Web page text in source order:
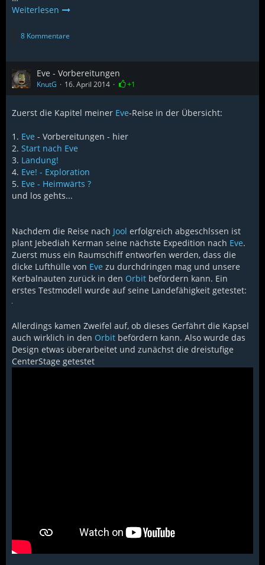
Weiterlesen
8 Kommentare
Eve - Vorbereitungen
KnutG 16. April 2014 +1
Zuerst die Kapitel meiner Eve-Reise in der Übersicht:
1. Eve - Vorbereitungen - hier
2. Start nach Eve
3. Landung!
4. Eve! - Exploration
5. Eve - Heimwärts ?
und los gehts...
Nachdem die Reise nach Jool erfolgreich abgeschlssen ist
plant Jebediah Kerman seine nächste Expedition nach Eve.
Zuerst muss ein Raumschiff entworfen werden, dass die
dicke Lufthülle von Eve zu durchdringen mag und unsere
Kerbalnauten zurück in den Orbit befördern kann. Ein
erstes Testmodell wurde auf seine Landefähigkeit getestet:
Allerdings kamen Zweifel auf, ob dieses Gerfährt die Kapsel
auch wirklich in den Orbit befördern kann. Also wurde das
Design etwas überarbeitet und zunächst die dreistufige
CenterStage getestet